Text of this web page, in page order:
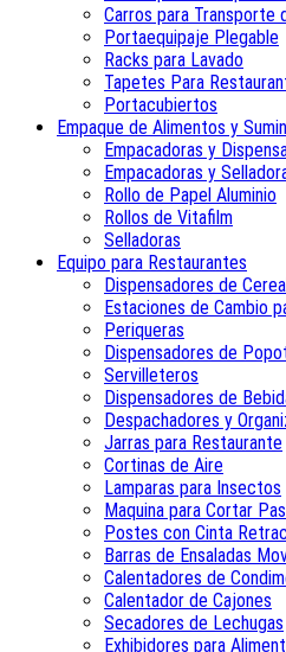
Carros para Transporte
Portaequipaje Plegable
Racks para Lavado
Tapetes Para
Portacubiertos
Empaque de Alimentos y
Empacadoras y
Empacadoras y
Rollo de Papel Aluminio
Rollos de Vitafilm
Selladoras
Equipo para Restaurantes
Dispensadores de
Estaciones de Cambio
Periqueras
Dispensadores de
Servilleteros
Dispensadores de
Despachadores y
Jarras para Restaurante
Cortinas de Aire
Lamparas para Insectos
Maquina para Cortar
Postes con Cinta
Barras de Ensaladas
Calentadores de
Calentador de Cajones
Secadores de Lechugas
Exhibidores para